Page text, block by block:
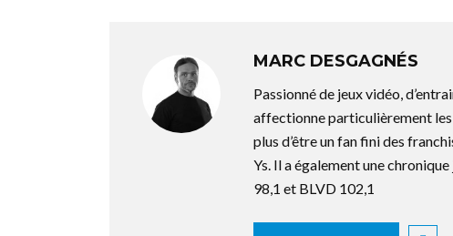
MARC DESGAGNÉS
Passionné de jeux vidéo,
affectionne particulièrement
plus d’être un fan fini des
Ys. Il a également une
98,1 et BLVD 102,1